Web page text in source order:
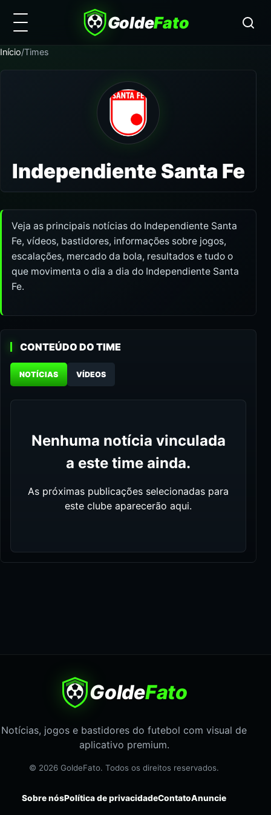
GoldeFato
Início/Times
Independiente Santa Fe
Veja as principais notícias do Independiente Santa
Fe, vídeos, bastidores, informações sobre jogos,
escalações, mercado da bola, resultados e tudo o
que movimenta o dia a dia do Independiente Santa
Fe.
CONTEÚDO DO TIME
NOTÍCIAS VÍDEOS
Nenhuma notícia vinculada
a este time ainda.
As próximas publicações selecionadas para
este clube aparecerão aqui.
GoldeFato
Notícias, jogos e bastidores do futebol com visual de
aplicativo premium.
© 2026 GoldeFato. Todos os direitos reservados.
Sobre nósPolítica de privacidadeContatoAnuncie